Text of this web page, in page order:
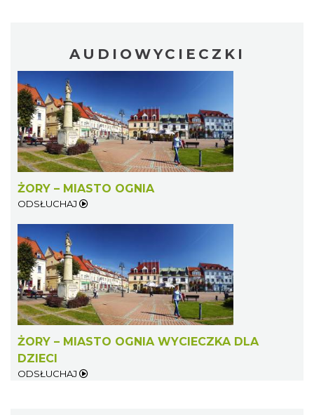
AUDIOWYCIECZKI
ŻORY – MIASTO OGNIA
ODSŁUCHAJ
ŻORY – MIASTO OGNIA WYCIECZKA DLA
DZIECI
ODSŁUCHAJ